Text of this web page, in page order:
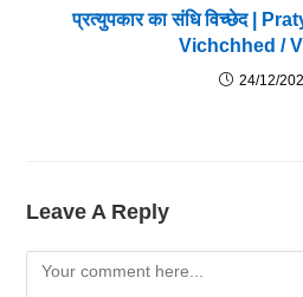
प्रत्युपकार का संधि विच्छेद |
Vichchhed /
24/12/
Leave A Reply
Comment